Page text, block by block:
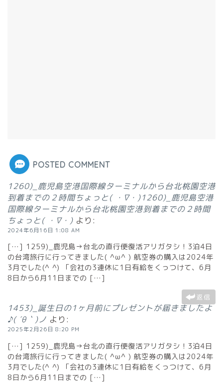
POSTED COMMENT
1260)_鹿児島空港国際線ターミナルから台北桃園空港
到着までの２時間ちょっと( ・∇・)1260)_鹿児島空港
国際線ターミナルから台北桃園空港到着までの２時間
ちょっと( ・∇・) より:
2024年6月16日 1:08 AM
[…] 1259)_鹿児島→台北の直行便復活アリガタシ！3泊4日
の台湾旅行に行ってきました( ^ω^ ) 航空券の購入は2024年
3月でした(^ ^) 「会社の3連休に1日有給をくっつけて、6月
8日から6月11日までの […]
返信
1453)_誕生日の1ヶ月前にプレゼントが届きましたよ
♪( ´θ｀)ノ より:
2025年2月26日 8:20 PM
[…] 1259)_鹿児島→台北の直行便復活アリガタシ！3泊4日
の台湾旅行に行ってきました( ^ω^ ) 航空券の購入は2024年
3月でした(^ ^) 「会社の3連休に1日有給をくっつけて、6月
8日から6月11日までの […]